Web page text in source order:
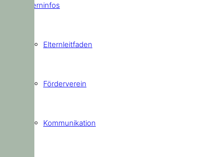
Elterninfos
Elternleitfaden
Förderverein
Kommunikation